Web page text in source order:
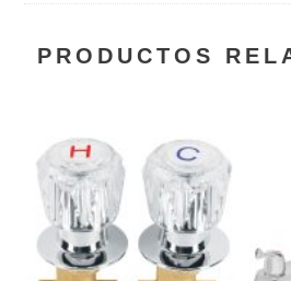
PRODUCTOS